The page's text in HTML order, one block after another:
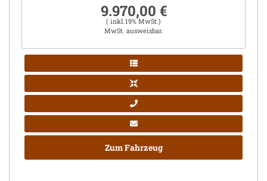
9.970,00 €
( inkl.19% MwSt.)
MwSt. ausweisbar.
Zum Fahrzeug